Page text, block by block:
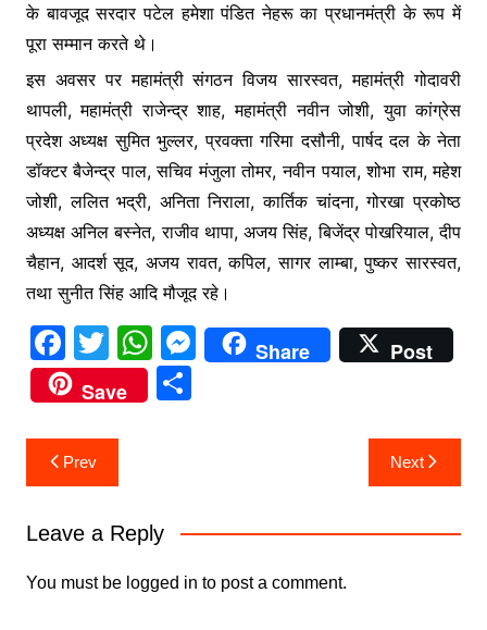
के बावजूद सरदार पटेल हमेशा पंडित नेहरू का प्रधानमंत्री के रूप में
पूरा सम्मान करते थे।
इस अवसर पर महामंत्री संगठन विजय सारस्वत, महामंत्री गोदावरी
थापली, महामंत्री राजेन्द्र शाह, महामंत्री नवीन जोशी, युवा कांग्रेस
प्रदेश अध्यक्ष सुमित भुल्लर, प्रवक्ता गरिमा दसौनी, पार्षद दल के नेता
डॉक्टर बैजेन्द्र पाल, सचिव मंजुला तोमर, नवीन पयाल, शोभा राम, महेश
जोशी, ललित भद्री, अनिता निराला, कार्तिक चांदना, गोरखा प्रकोष्ठ
अध्यक्ष अनिल बस्नेत, राजीव थापा, अजय सिंह, बिजेंद्र पोखरियाल, दीप
चैहान, आदर्श सूद, अजय रावत, कपिल, सागर लाम्बा, पुष्कर सारस्वत,
तथा सुनीत सिंह आदि मौजूद रहे।
F
a
c
e
b
o
k
T
w
itt
er
W
h
at
p
p
M
e
er
Share
Post
Save
S
Post
navigation
Prev Next
Leave a Reply
You must be logged in to post a comment.